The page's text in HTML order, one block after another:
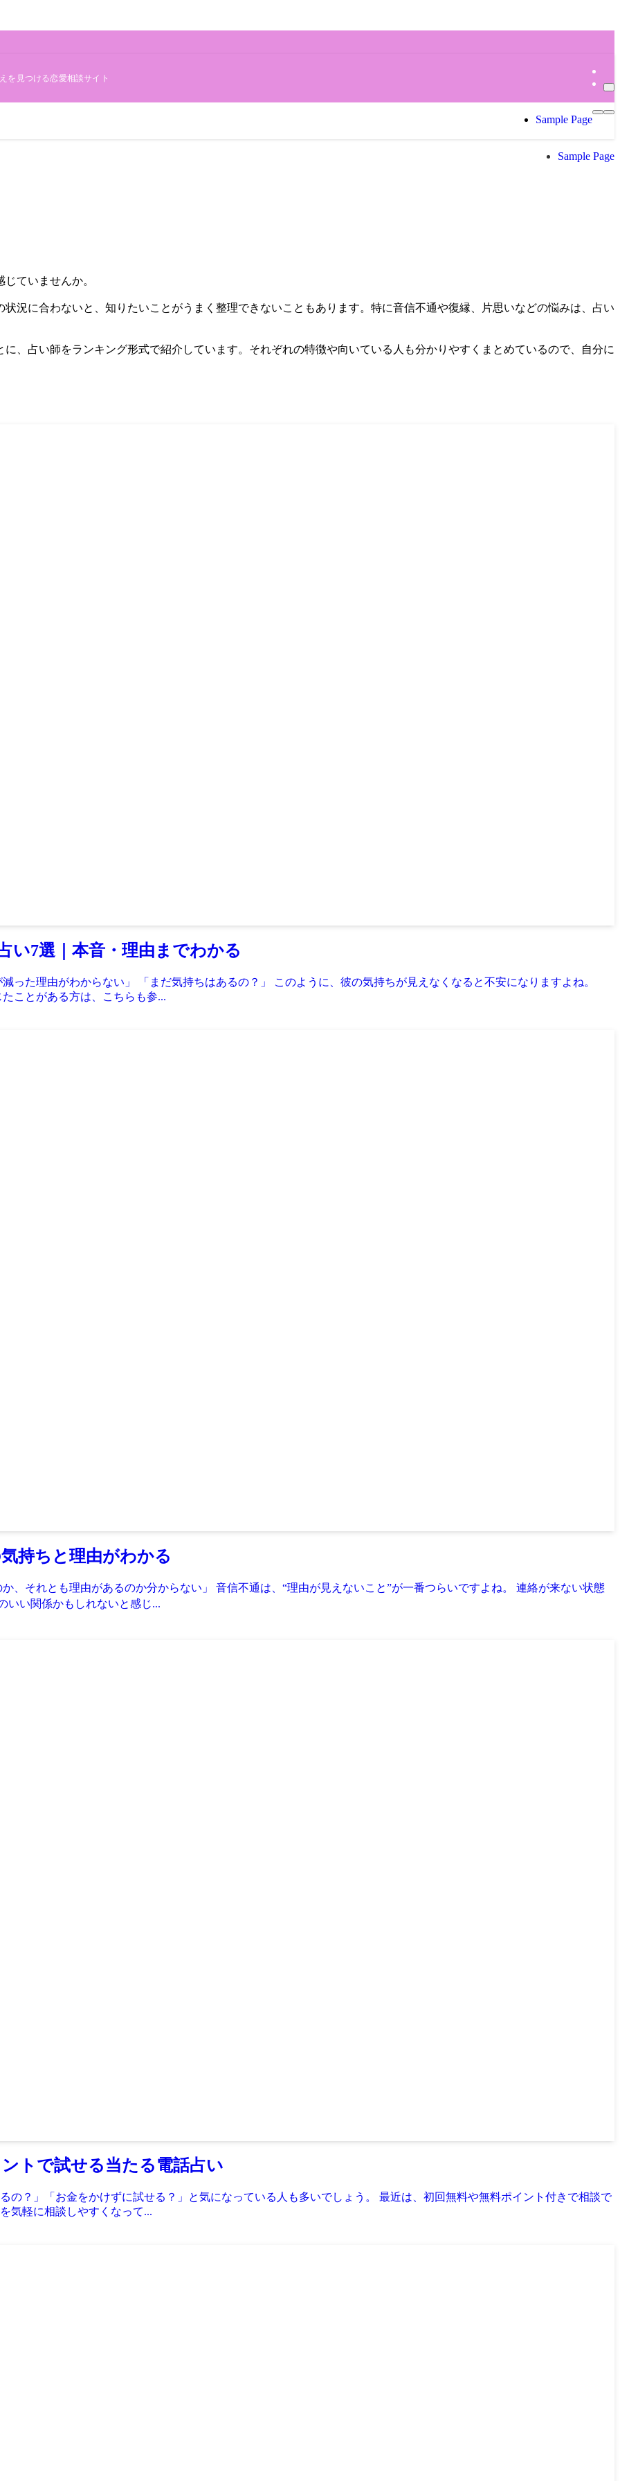
を見つける恋愛相談サイト
Sample Page
Sample Page
ていませんか。
況に合わないと、知りたいことがうまく整理できないこともあります。特に音信不通や復縁、片思いなどの悩みは、占い
、占い師をランキング形式で紹介しています。それぞれの特徴や向いている人も分かりやすくまとめているので、自分に
い7選｜本音・理由までわかる
った理由がわからない」 「まだ気持ちはあるの？」 このように、彼の気持ちが見えなくなると不安になりますよね。
ことがある方は、こちらも参...
持ちと理由がわかる
、それとも理由があるのか分からない」 音信不通は、“理由が見えないこと”が一番つらいですよね。 連絡が来ない状態
いい関係かもしれないと感じ...
トで試せる当たる電話占い
の？」「お金をかけずに試せる？」と気になっている人も多いでしょう。 最近は、初回無料や無料ポイント付きで相談で
気軽に相談しやすくなって...